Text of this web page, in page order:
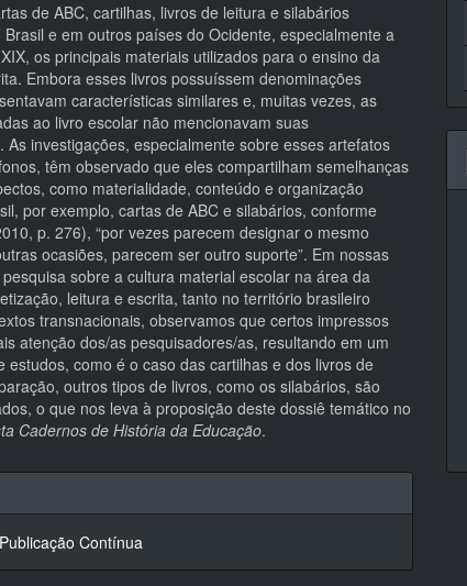
de ABC, cartilhas, livros de leitura e silabários
e em outros países do Ocidente, especialmente a
os principais materiais utilizados para o ensino da
Embora esses livros possuíssem denominações
características similares e, muitas vezes, as
ao livro escolar não mencionavam suas
As investigações, especialmente sobre esses artefatos
têm observado que eles compartilham semelhanças
como materialidade, conteúdo e organização
por exemplo, cartas de ABC e silabários, conforme
p. 276), “por vezes parecem designar o mesmo
ocasiões, parecem ser outro suporte”. Em nossas
sobre a cultura material escolar na área da
leitura e escrita, tanto no território brasileiro
transnacionais, observamos que certos impressos
atenção dos/as pesquisadores/as, resultando em um
estudos, como é o caso das cartilhas e dos livros de
outros tipos de livros, como os silabários, são
o que nos leva à proposição deste dossiê temático no
Cadernos de História da Educação.
Contínua